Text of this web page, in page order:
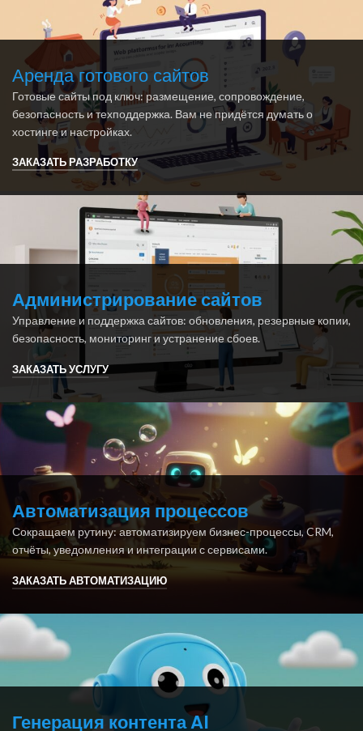
Аренда готового сайтов
Готовые сайты под ключ: размещение, сопровождение,
безопасность и техподдержка. Вам не придётся думать о
хостинге и настройках.
ЗАКАЗАТЬ РАЗРАБОТКУ
Администрирование сайтов
Управление и поддержка сайтов: обновления, резервные копии,
безопасность, мониторинг и устранение сбоев.
ЗАКАЗАТЬ УСЛУГУ
Автоматизация процессов
Сокращаем рутину: автоматизируем бизнес-процессы, CRM,
отчёты, уведомления и интеграции с сервисами.
ЗАКАЗАТЬ АВТОМАТИЗАЦИЮ
Генерация контента AI